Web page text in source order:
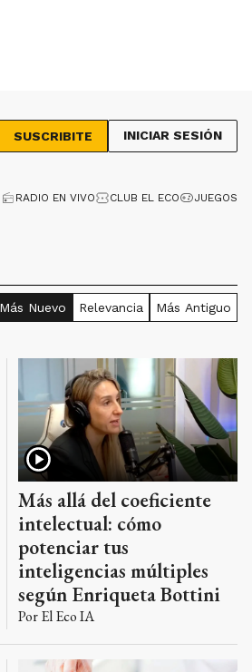
SUSCRIBITE INICIAR SESIÓN
RADIO EN VIVO CLUB EL ECO JUEGOS
Más Nuevo Relevancia Más Antiguo
Más allá del coeficiente
intelectual: cómo
potenciar tus
inteligencias múltiples
según Enriqueta Bottini
PorEl Eco IA